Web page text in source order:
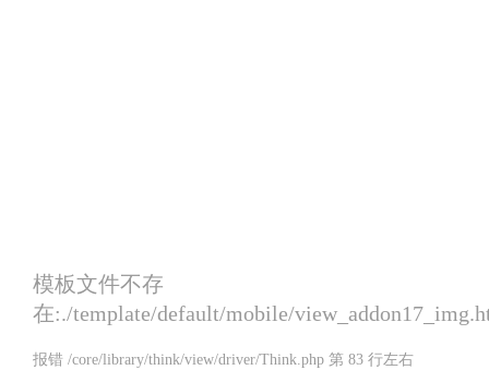
模板文件不存
在:./template/default/mobile/
报错 /core/library/think/view/driver/Think.php 第 83 行左右